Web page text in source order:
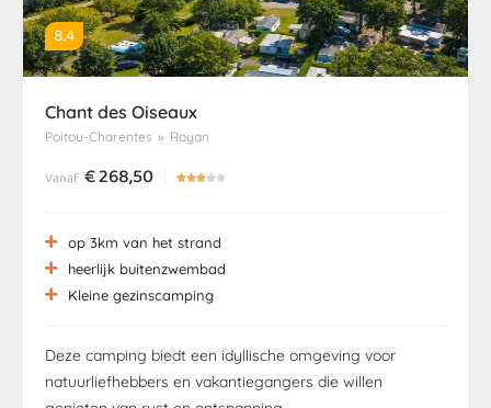
8.4
Chant des Oiseaux
Poitou-Charentes » Royan
Vanaf €268,50  
op 3km van het strand
heerlijk buitenzwembad
Kleine gezinscamping
Deze camping biedt een idyllische omgeving voor
natuurliefhebbers en vakantiegangers die willen